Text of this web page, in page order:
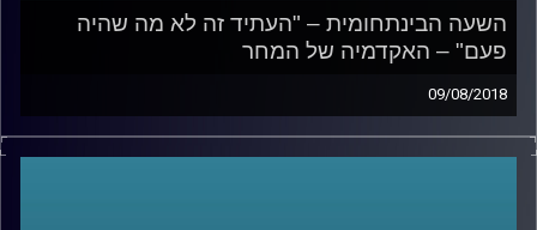
השעה הבינתחומית – "העתיד זה לא מה שהיה
פעם" – האקדמיה של המחר
09/08/2018
עשרות סטודנטים יושבים עם הלפטופים הפתוחים מול
המרצה באוניברסיטה, למראית עין ניתן לחשוב שהם מסכמים